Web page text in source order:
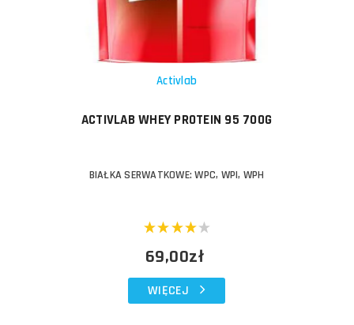
Activlab
ACTIVLAB WHEY PROTEIN 95 700G
BIAŁKA SERWATKOWE: WPC, WPI, WPH
69,00zł
WIĘCEJ